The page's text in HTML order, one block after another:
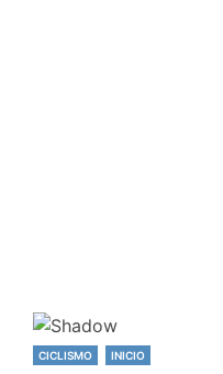
CICLISMO INICIO